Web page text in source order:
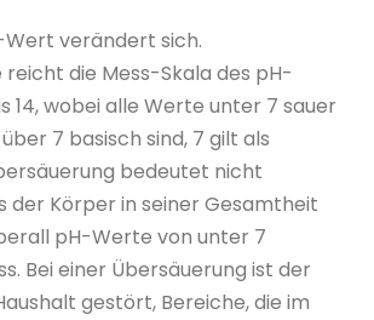
verändert sich.
die Mess-Skala des pH-
14, wobei alle Werte unter 7 sauer
7 basisch sind, 7 gilt als
bedeutet nicht
der Körper in seiner Gesamtheit
pH-Werte von unter 7
Bei einer Übersäuerung ist der
gestört, Bereiche, die im